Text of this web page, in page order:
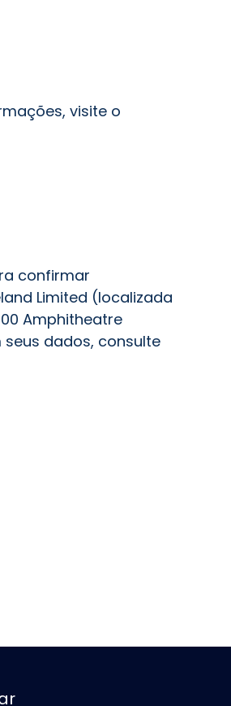
visite o
confirmar
Limited (localizada
Amphitheatre
seus dados, consulte